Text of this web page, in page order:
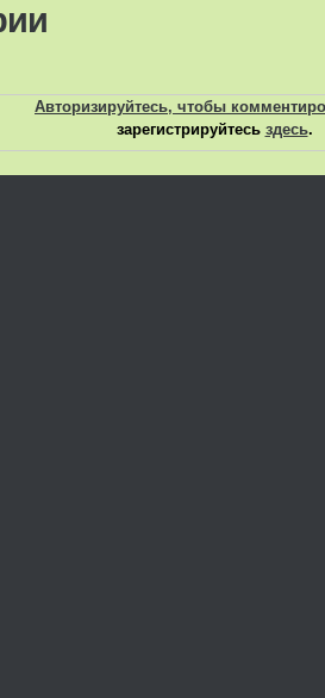
Авторизируйтесь, чтобы
зарегистрируйтесь здесь.